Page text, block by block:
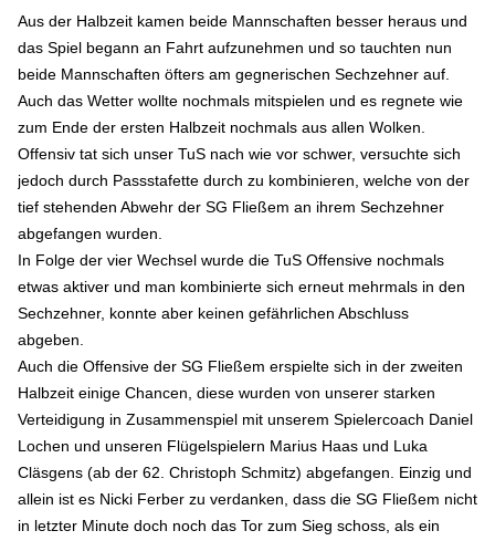
Aus der Halbzeit kamen beide Mannschaften besser heraus und
das Spiel begann an Fahrt aufzunehmen und so tauchten nun
beide Mannschaften öfters am gegnerischen Sechzehner auf.
Auch das Wetter wollte nochmals mitspielen und es regnete wie
zum Ende der ersten Halbzeit nochmals aus allen Wolken.
Offensiv tat sich unser TuS nach wie vor schwer, versuchte sich
jedoch durch Passstafette durch zu kombinieren, welche von der
tief stehenden Abwehr der SG Fließem an ihrem Sechzehner
abgefangen wurden.
In Folge der vier Wechsel wurde die TuS Offensive nochmals
etwas aktiver und man kombinierte sich erneut mehrmals in den
Sechzehner, konnte aber keinen gefährlichen Abschluss
abgeben.
Auch die Offensive der SG Fließem erspielte sich in der zweiten
Halbzeit einige Chancen, diese wurden von unserer starken
Verteidigung in Zusammenspiel mit unserem Spielercoach Daniel
Lochen und unseren Flügelspielern Marius Haas und Luka
Cläsgens (ab der 62. Christoph Schmitz) abgefangen. Einzig und
allein ist es Nicki Ferber zu verdanken, dass die SG Fließem nicht
in letzter Minute doch noch das Tor zum Sieg schoss, als ein